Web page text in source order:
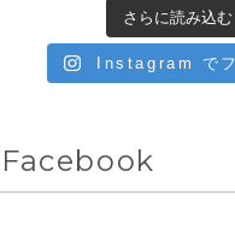
さらに読み込む
Instagram で
Facebook